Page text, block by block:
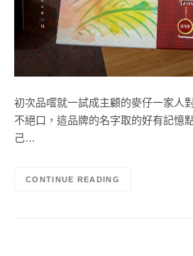
初次品嚐就一試成主顧的麥仔一家人
不絕口，這品牌的名字取的好有記憶
己…
CONTINUE READING